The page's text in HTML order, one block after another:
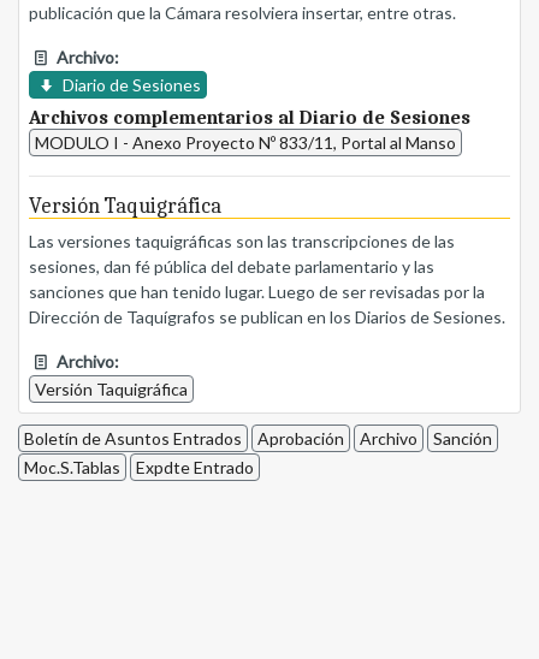
publicación que la Cámara resolviera insertar, entre otras.
Archivo:
Diario de Sesiones
Archivos complementarios al Diario de Sesiones
MODULO I - Anexo Proyecto Nº 833/11, Portal al Manso
Versión Taquigráfica
Las versiones taquigráficas son las transcripciones de las
sesiones, dan fé pública del debate parlamentario y las
sanciones que han tenido lugar. Luego de ser revisadas por la
Dirección de Taquígrafos se publican en los Diarios de Sesiones.
Archivo:
Versión Taquigráfica
Boletín de Asuntos Entrados Aprobación Archivo
Sanción
Moc.S.Tablas
Expdte Entrado